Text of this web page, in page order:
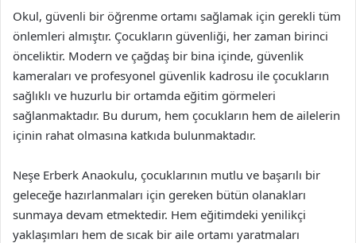
Okul, güvenli bir öğrenme ortamı sağlamak için gerekli tüm
önlemleri almıştır. Çocukların güvenliği, her zaman birinci
önceliktir. Modern ve çağdaş bir bina içinde, güvenlik
kameraları ve profesyonel güvenlik kadrosu ile çocukların
sağlıklı ve huzurlu bir ortamda eğitim görmeleri
sağlanmaktadır. Bu durum, hem çocukların hem de ailelerin
içinin rahat olmasına katkıda bulunmaktadır.
Neşe Erberk Anaokulu, çocuklarının mutlu ve başarılı bir
geleceğe hazırlanmaları için gereken bütün olanakları
sunmaya devam etmektedir. Hem eğitimdeki yenilikçi
yaklaşımları hem de sıcak bir aile ortamı yaratmaları